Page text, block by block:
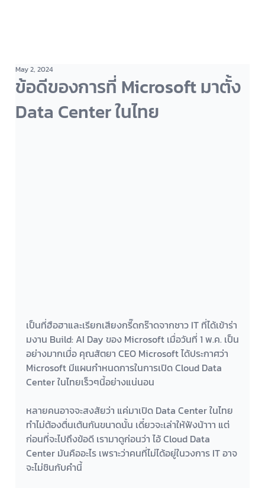
ข้อดีของการที่ Microsoft มาตั้ง
Data Center ในไทย
May 2, 2024
เป็นที่ฮือฮาและเรียกเสียงกรี๊ดกร๊าดจากชาว IT ที่ได้เข้าร่า
มงาน Build: AI Day ของ Microsoft เมื่อวันที่ 1 พ.ค. เป็น
อย่างมากเมื่อ คุณสัตยา CEO Microsoft ได้ประกาศว่า
Microsoft มีแผนกำหนดการในการเปิด Cloud Data
Center ในไทยเร็วๆนี้อย่างแน่นอน
หลายคนอาจจะสงสัยว่า แค่มาเปิด Data Center ในไทย
ทำไม่ต้องตื่นเต้นกันขนาดนั้น เดี๋ยวจะเล่าให้ฟังน้าาา แต่
ก่อนที่จะไปถึงข้อดี เรามาดูก่อนว่า ไอ้ Cloud Data
Center มันคืออะไร เพราะว่าคนที่ไม่ได้อยู่ในวงการ IT อาจ
จะไม่ชินกับคำนี้